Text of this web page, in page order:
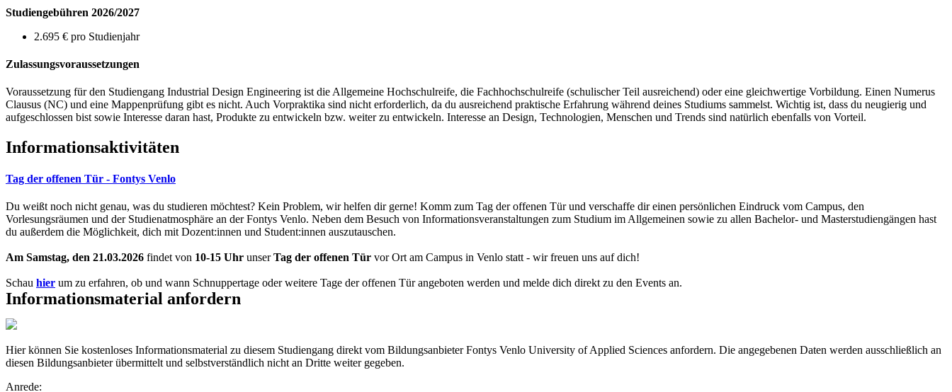
Studiengebühren 2026/2027
2.695 € pro Studienjahr
Zulassungsvoraussetzungen
Voraussetzung für den Studiengang Industrial Design Engineering ist die Allgemeine Hochschulreife, die Fachhochschulreife (schulischer Teil ausreichend) oder eine gleichwertige Vorbildung. Einen Numerus
Clausus (NC) und eine Mappenprüfung gibt es nicht. Auch Vorpraktika sind nicht erforderlich, da du ausreichend praktische Erfahrung während deines Studiums sammelst. Wichtig ist, dass du neugierig und
aufgeschlossen bist sowie Interesse daran hast, Produkte zu entwickeln bzw. weiter zu entwickeln. Interesse an Design, Technologien, Menschen und Trends sind natürlich ebenfalls von Vorteil.
Informationsaktivitäten
Tag der offenen Tür - Fontys Venlo
Du weißt noch nicht genau, was du studieren möchtest? Kein Problem, wir helfen dir gerne! Komm zum Tag der offenen Tür und verschaffe dir einen persönlichen Eindruck vom Campus, den
Vorlesungsräumen und der Studienatmosphäre an der Fontys Venlo. Neben dem Besuch von Informationsveranstaltungen zum Studium im Allgemeinen sowie zu allen Bachelor- und Masterstudiengängen hast
du außerdem die Möglichkeit, dich mit Dozent:innen und Student:innen auszutauschen.
Am Samstag, den 21.03.2026 findet von 10-15 Uhr unserTag der offenen Tür vor Ort am Campus in Venlo statt - wir freuen uns auf dich!
Schau hier um zu erfahren, ob und wann Schnuppertage oder weitere Tage der offenen Tür angeboten werden und melde dich direkt zu den Events an.
Informationsmaterial anfordern
Hier können Sie kostenloses Informationsmaterial zu diesem Studiengang direkt vom Bildungsanbieter Fontys Venlo University of Applied Sciences anfordern. Die angegebenen Daten werden ausschließlich an
diesen Bildungsanbieter übermittelt und selbstverständlich nicht an Dritte weiter gegeben.
Anrede: